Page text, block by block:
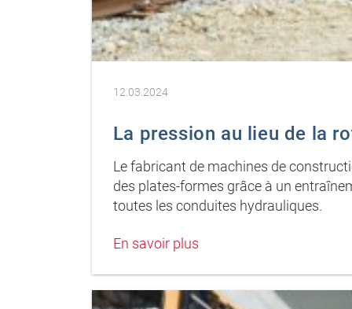
12.03.2024
La pression au lieu de la
Le fabricant de machines de
des plates-formes grâce à un
toutes les conduites hydrauliques.
En savoir plus